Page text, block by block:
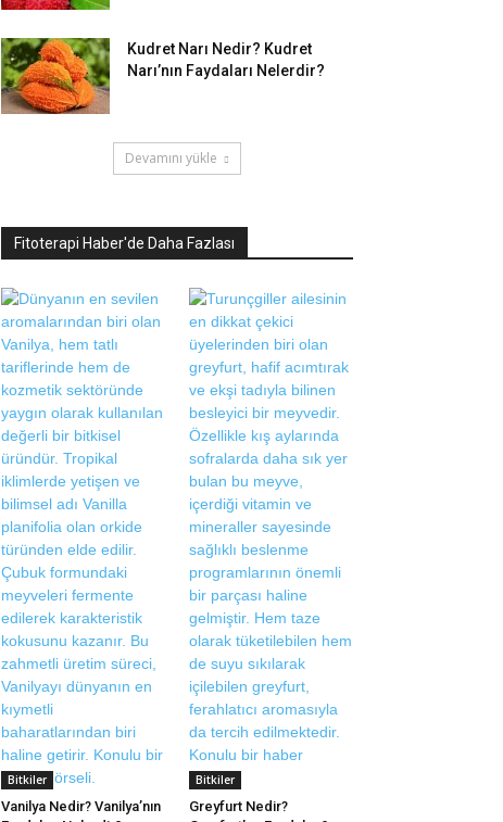
Kudret Narı Nedir? Kudret
Narı’nın Faydaları Nelerdir?
Devamını yükle
Fitoterapi Haber'de Daha Fazlası
Bitkiler
Vanilya Nedir? Vanilya’nın
Bitkiler
Greyfurt Nedir?